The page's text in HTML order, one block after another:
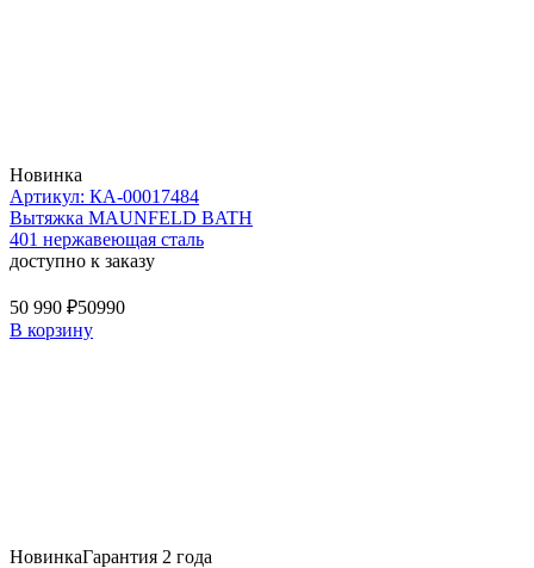
Новинка
Артикул: КА-00017484
Вытяжка MAUNFELD BATH
401 нержавеющая сталь
доступно к заказу
50 990 ₽50990
В корзину
НовинкаГарантия 2 года